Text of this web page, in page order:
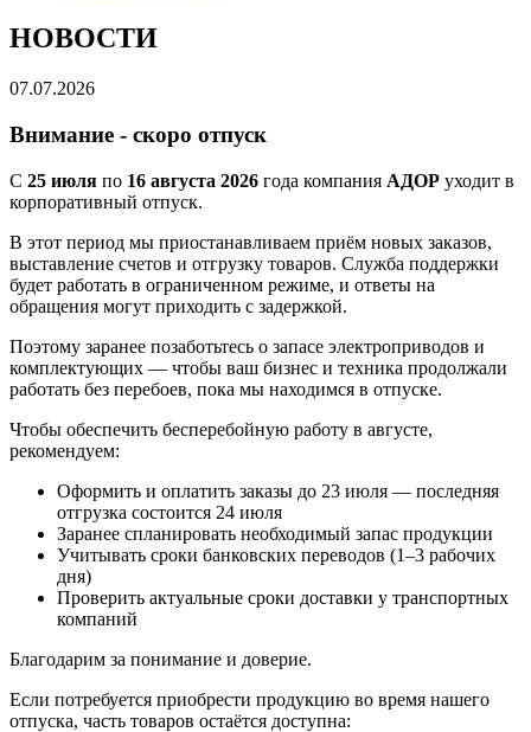
НОВОСТИ
07.07.2026
Внимание - скоро отпуск
С 25 июля по 16 августа 2026 года компания АДОР уходит в
корпоративный отпуск.
В этот период мы приостанавливаем приём новых заказов,
выставление счетов и отгрузку товаров. Служба поддержки
будет работать в ограниченном режиме, и ответы на
обращения могут приходить с задержкой.
Поэтому заранее позаботьтесь о запасе электроприводов и
комплектующих — чтобы ваш бизнес и техника продолжали
работать без перебоев, пока мы находимся в отпуске.
Чтобы обеспечить бесперебойную работу в августе,
рекомендуем:
Оформить и оплатить заказы до 23 июля — последняя
отгрузка состоится 24 июля
Заранее спланировать необходимый запас продукции
Учитывать сроки банковских переводов (1–3 рабочих
дня)
Проверить актуальные сроки доставки у транспортных
компаний
Благодарим за понимание и доверие.
Если потребуется приобрести продукцию во время нашего
отпуска, часть товаров остаётся доступна: